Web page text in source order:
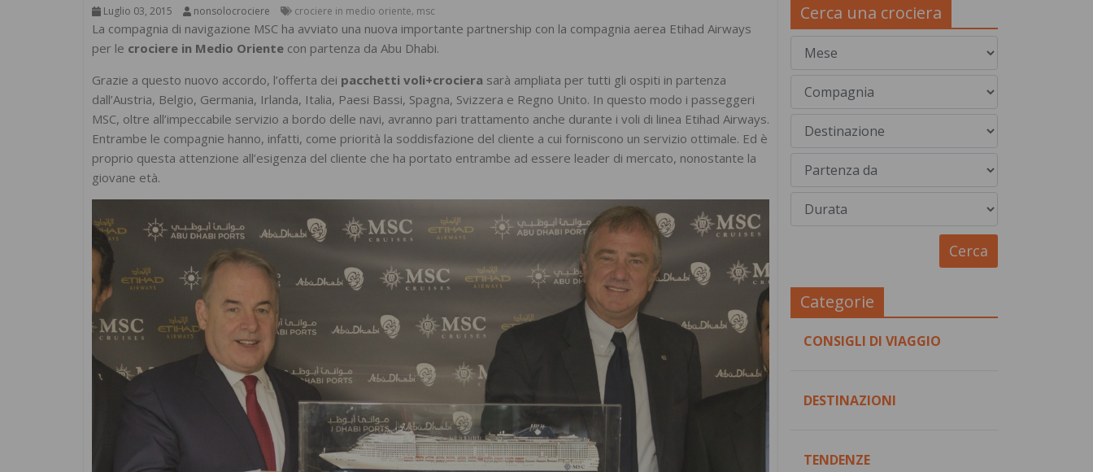
Luglio 03, 2015 nonsolocrociere crociere in medio oriente, msc
La compagnia di navigazione MSC ha avviato una nuova importante partnership con la compagnia aerea Etihad Airways
per le crociere in Medio Oriente con partenza da Abu Dhabi.
Grazie a questo nuovo accordo, l’offerta dei pacchetti voli+crociera sarà ampliata per tutti gli ospiti in partenza
dall’Austria, Belgio, Germania, Irlanda, Italia, Paesi Bassi, Spagna, Svizzera e Regno Unito. In questo modo i passeggeri
MSC, oltre all’impeccabile servizio a bordo delle navi, avranno pari trattamento anche durante i voli di linea Etihad Airways.
Entrambe le compagnie hanno, infatti, come priorità la soddisfazione del cliente a cui forniscono un servizio ottimale. Ed è
proprio questa attenzione all’esigenza del cliente che ha portato entrambe ad essere leader di mercato, nonostante la
giovane età.
Cerca una crociera
Categorie
CONSIGLI DI VIAGGIO
DESTINAZIONI
TENDENZE